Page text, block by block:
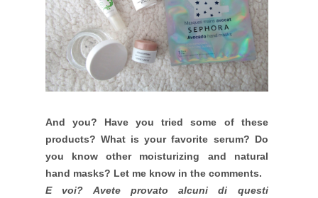
And you? Have you tried some of these
products? What is your favorite serum? Do
you know other moisturizing and natural
hand masks? Let me know in the comments.
E voi? Avete provato alcuni di questi